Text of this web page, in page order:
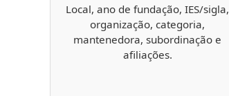
Local, ano de fundação, IES/sigla,
organização, categoria,
mantenedora, subordinação e
afiliações.